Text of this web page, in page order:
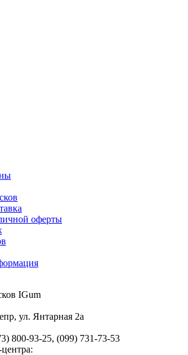
оферты
IGum
, ул. Янтарная 2а
800-93-25, (099) 731-73-53